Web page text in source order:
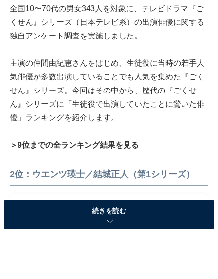
全国10〜70代の男女343人を対象に、テレビドラマ『ご
くせん』シリーズ（日本テレビ系）の出演俳優に関する
独自アンケート調査を実施しました。
主演の仲間由紀恵さんをはじめ、生徒役に当時の若手人
気俳優が多数出演していることでも人気を集めた『ごく
せん』シリーズ。今回はその中から、歴代の『ごくせ
ん』シリーズに「生徒役で出演していたことに驚いた俳
優」ランキングを紹介します。
＞9位までの全ランキング結果を見る
2位：ウエンツ瑛士／結城正人（第1シリーズ）
続きを読む